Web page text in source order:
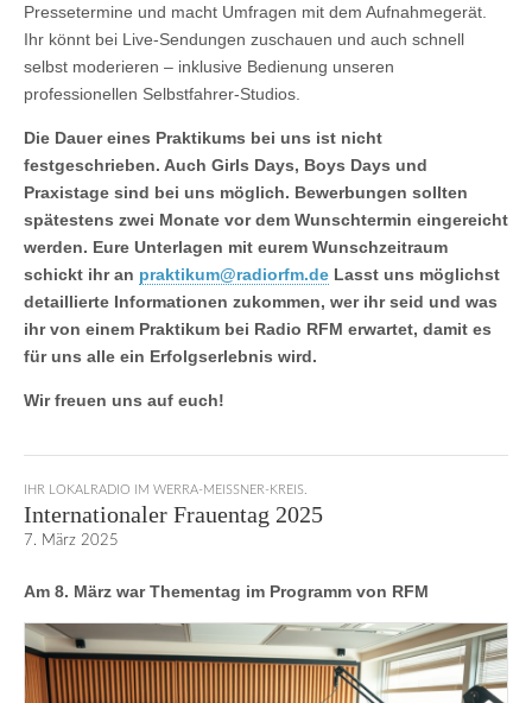
Pressetermine und macht Umfragen mit dem Aufnahmegerät.
Ihr könnt bei Live-Sendungen zuschauen und auch schnell
selbst moderieren – inklusive Bedienung unseren
professionellen Selbstfahrer-Studios.
Die Dauer eines Praktikums bei uns ist nicht
festgeschrieben. Auch Girls Days, Boys Days und
Praxistage sind bei uns möglich. Bewerbungen sollten
spätestens zwei Monate vor dem Wunschtermin eingereicht
werden. Eure Unterlagen mit eurem Wunschzeitraum
schickt ihr an praktikum@radiorfm.de Lasst uns möglichst
detaillierte Informationen zukommen, wer ihr seid und was
ihr von einem Praktikum bei Radio RFM erwartet, damit es
für uns alle ein Erfolgserlebnis wird.
Wir freuen uns auf euch!
IHR LOKALRADIO IM WERRA-MEISSNER-KREIS.
Internationaler Frauentag 2025
7. März 2025
Am 8. März war Thementag im Programm von RFM